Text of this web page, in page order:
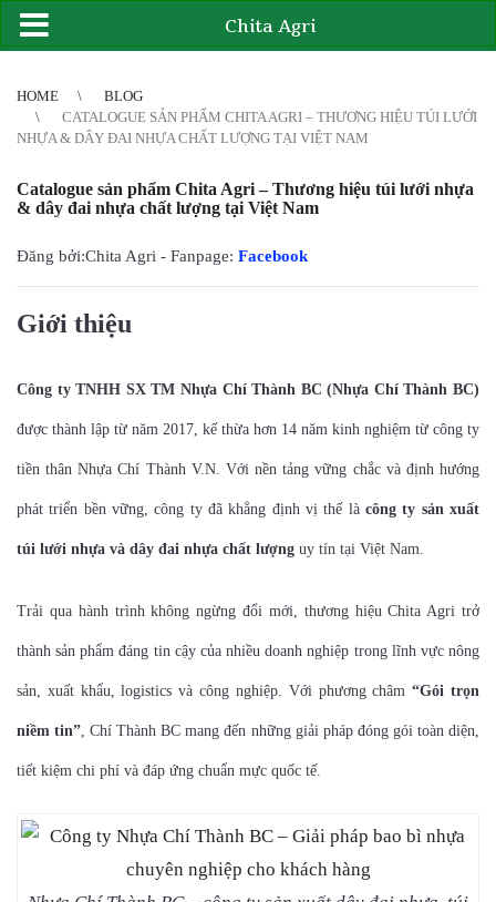
HOME
BLOG
CATALOGUE SẢN PHẨM CHITA AGRI – THƯƠNG HIỆU TÚI LƯỚI
NHỰA & DÂY ĐAI NHỰA CHẤT LƯỢNG TẠI VIỆT NAM
Catalogue sản phẩm Chita Agri – Thương hiệu túi lưới nhựa
& dây đai nhựa chất lượng tại Việt Nam
Đăng bởi:Chita Agri - Fanpage: Facebook
Giới thiệu
Công ty TNHH SX TM Nhựa Chí Thành BC (Nhựa Chí Thành BC)
được thành lập từ năm 2017, kế thừa hơn 14 năm kinh nghiệm từ công ty
tiền thân Nhựa Chí Thành V.N. Với nền tảng vững chắc và định hướng
phát triển bền vững, công ty đã khẳng định vị thế là công ty sản xuất
túi lưới nhựa và dây đai nhựa chất lượng uy tín tại Việt Nam.
Trải qua hành trình không ngừng đổi mới, thương hiệu Chita Agri trở
thành sản phẩm đáng tin cậy của nhiều doanh nghiệp trong lĩnh vực nông
sản, xuất khẩu, logistics và công nghiệp. Với phương châm“Gói trọn
niềm tin”, Chí Thành BC mang đến những giải pháp đóng gói toàn diện,
tiết kiệm chi phí và đáp ứng chuẩn mực quốc tế.
Chita Agri